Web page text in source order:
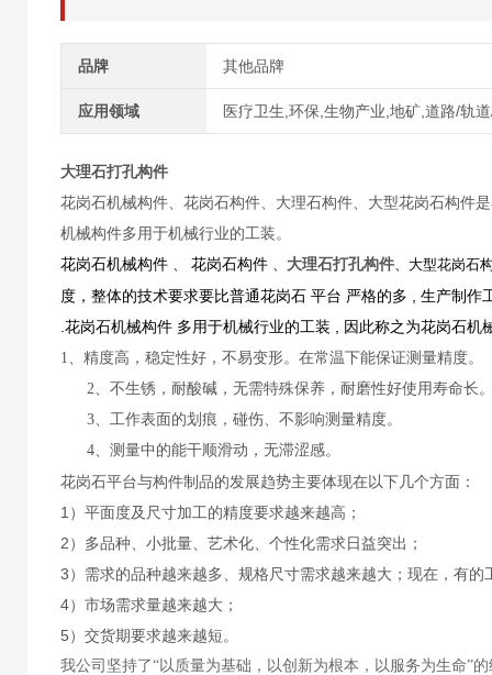
品牌 其他品牌
应用领域 医疗卫生,环保,生物产业,地矿,道路/轨
大理石打孔构件
花岗石机械构件、花岗石构件、大理石构件、大型花岗石构件
机械构件多用于机械行业的工装。
花岗石机械构件 、 花岗石构件 、 大理石打孔构件、大型花岗石
度，整体的技术要求要比普通花岗石 平台 严格的多
生产制作
花岗石机械构件 多用于机械行业的工装 因此称之为花岗石机
1、精度高，稳定性好，不易变形。在常温下能保证测量精度。
2、不生锈，耐酸碱，无需特殊保养，耐磨性好使用寿命长
3、工作表面的划痕，碰伤、不影响测量精度。
4、测量中的能干顺滑动，无滞涩感。
花岗石平台与构件制品的发展趋势主要体现在以下几个方面：
1）平面度及尺寸加工的精度要求越来越高；
2）多品种、小批量、艺术化、个性化需求日益突出；
3）需求的品种越来越多、规格尺寸需求越来越大；现在，有
4）市场需求量越来越大；
5）交货期要求越来越短。
我公司坚持了“以质量为基础，以创新为根本，以服务为生命”